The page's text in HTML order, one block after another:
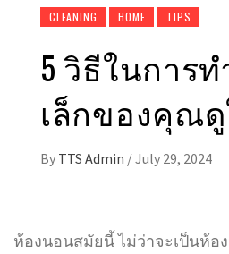
CLEANING HOME TIPS
5 วิธีในการ
เล็กของคุณ
By TTS Admin /July 29, 2024
ห้องนอนสมัยนี้ ไม่ว่าจะเป็นห้อ